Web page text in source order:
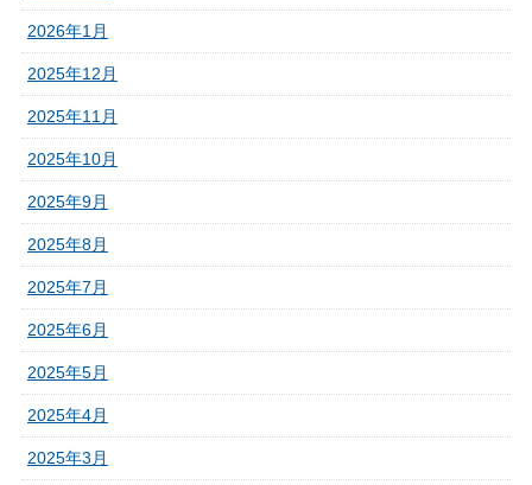
2026年1月
2025年12月
2025年11月
2025年10月
2025年9月
2025年8月
2025年7月
2025年6月
2025年5月
2025年4月
2025年3月